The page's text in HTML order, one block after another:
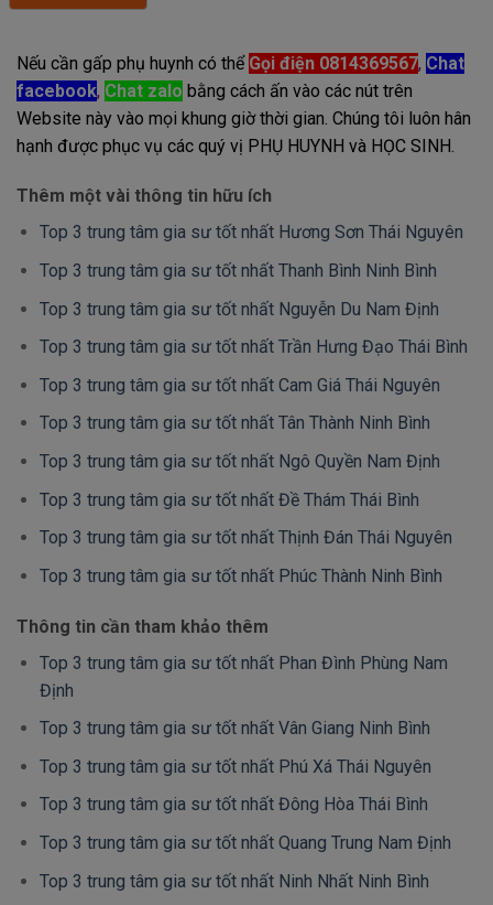
Nếu cần gấp phụ huynh có thể Gọi điện 0814369567, Chat
facebook, Chat zalo bằng cách ấn vào các nút trên
Website này vào mọi khung giờ thời gian. Chúng tôi luôn hân
hạnh được phục vụ các quý vị PHỤ HUYNH và HỌC SINH.
Thêm một vài thông tin hữu ích
Top 3 trung tâm gia sư tốt nhất Hương Sơn Thái Nguyên
Top 3 trung tâm gia sư tốt nhất Thanh Bình Ninh Bình
Top 3 trung tâm gia sư tốt nhất Nguyễn Du Nam Định
Top 3 trung tâm gia sư tốt nhất Trần Hưng Đạo Thái Bình
Top 3 trung tâm gia sư tốt nhất Cam Giá Thái Nguyên
Top 3 trung tâm gia sư tốt nhất Tân Thành Ninh Bình
Top 3 trung tâm gia sư tốt nhất Ngô Quyền Nam Định
Top 3 trung tâm gia sư tốt nhất Đề Thám Thái Bình
Top 3 trung tâm gia sư tốt nhất Thịnh Đán Thái Nguyên
Top 3 trung tâm gia sư tốt nhất Phúc Thành Ninh Bình
Thông tin cần tham khảo thêm
Top 3 trung tâm gia sư tốt nhất Phan Đình Phùng Nam
Định
Top 3 trung tâm gia sư tốt nhất Vân Giang Ninh Bình
Top 3 trung tâm gia sư tốt nhất Phú Xá Thái Nguyên
Top 3 trung tâm gia sư tốt nhất Đông Hòa Thái Bình
Top 3 trung tâm gia sư tốt nhất Quang Trung Nam Định
Top 3 trung tâm gia sư tốt nhất Ninh Nhất Ninh Bình